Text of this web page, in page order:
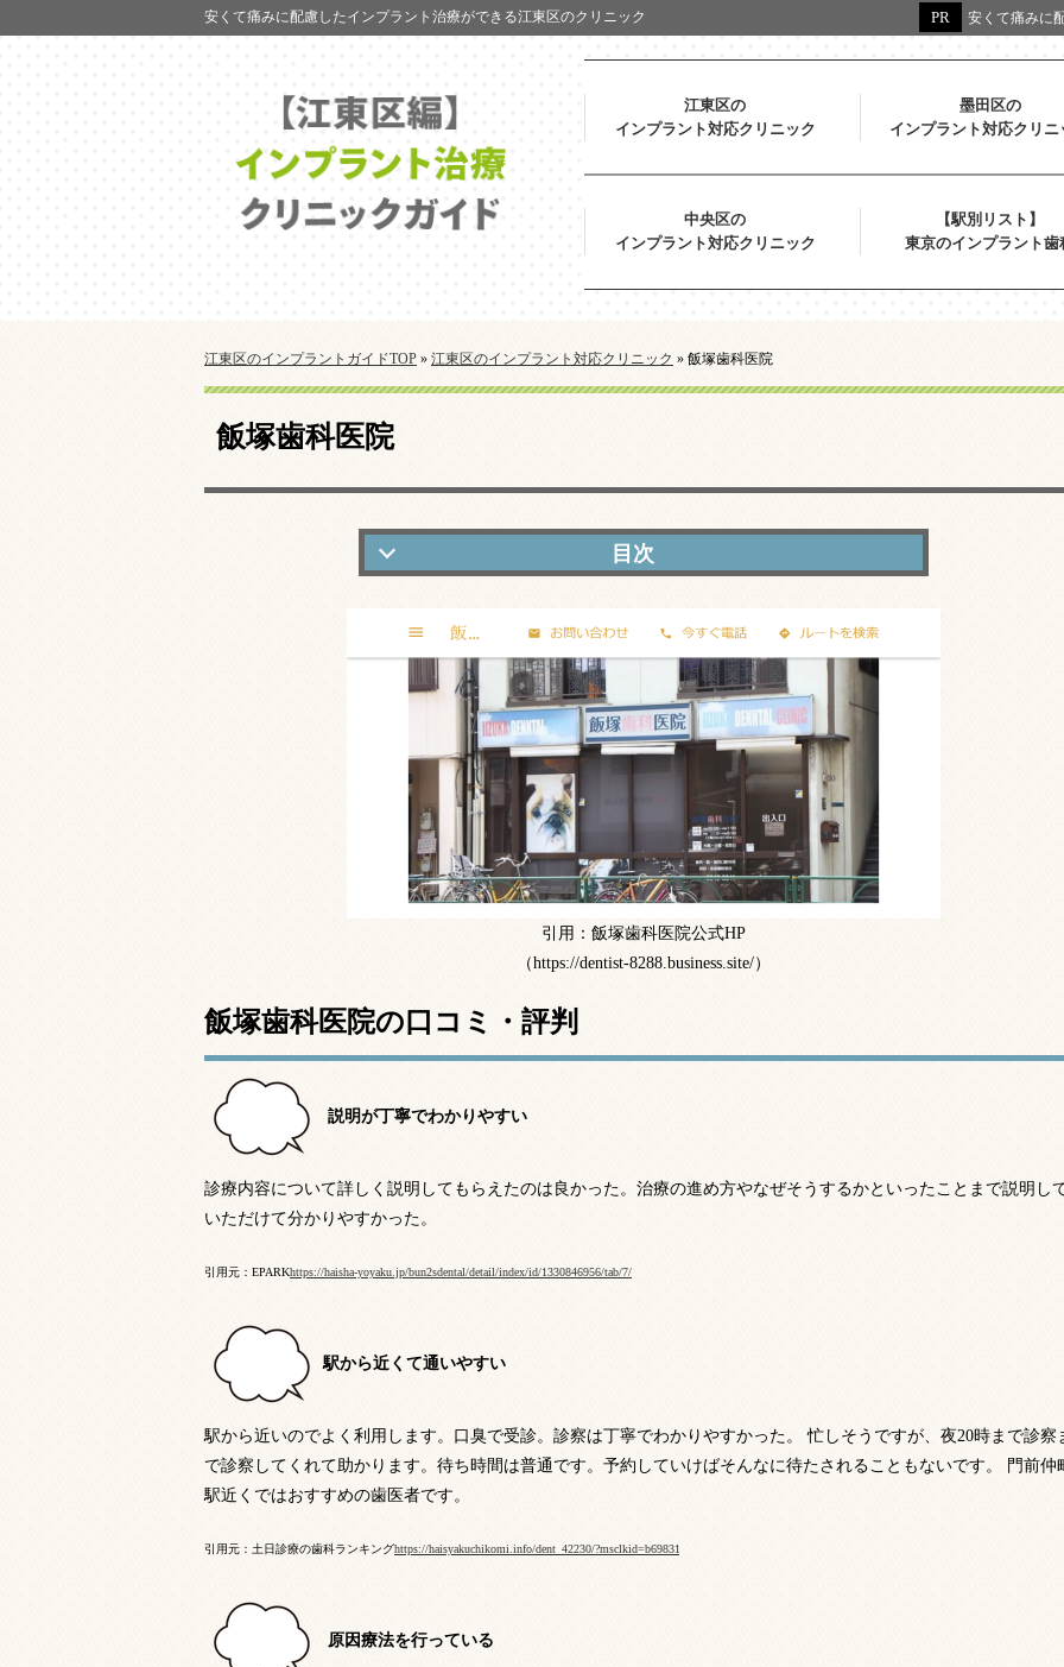
安くて痛みに
安くて痛みに配慮したインプラント治療ができる江東区のクリニック
江東区の
インプラント対応クリニック
墨田区の
インプラント対応クリニ
中央区の
インプラント対応クリニック
【駅別リスト】
東京のインプラント歯
江東区のインプラントガイドTOP » 江東区のインプラント対応クリニック » 飯塚歯科医院
飯塚歯科医院
丁寧な説明とリスク回避に注力
飯塚歯科医院の診療メニュー・費用
飯塚歯科医院の医師
飯塚歯科医院の特徴まとめ
基本情報
引用：飯塚歯科医院公式HP
（https://dentist-8288.business.site/）
飯塚歯科医院の口コミ・評判
説明が丁寧でわかりやすい
診療内容について詳しく説明してもらえたのは良かった。治療の進め方やなぜそうするかといったことまで説明し
いただけて分かりやすかった。
引用元：EPARKhttps://haisha-yoyaku.jp/bun2sdental/detail/index/id/1330846956/tab/7/
駅から近くて通いやすい
駅から近いのでよく利用します。口臭で受診。診察は丁寧でわかりやすかった。 忙しそうですが、夜20時まで診察
で診察してくれて助かります。待ち時間は普通です。予約していけばそんなに待たされることもないです。 門前仲
駅近くではおすすめの歯医者です。
引用元：土日診療の歯科ランキングhttps://haisyakuchikomi.info/dent_42230/?msclkid=b69831d0d0f711ecacaad0557b9c0fe8
原因療法を行っている